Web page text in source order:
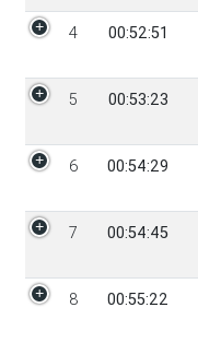
4 00:52:51
5 00:53:23
6 00:54:29
7 00:54:45
8 00:55:22